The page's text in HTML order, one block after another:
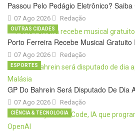
Passou Pelo Pedágio Eletrônico?
07 Ago 2026 Redação
Porto Ferreira Recebe Musical
07 Ago 2026
OUTRAS CIDADES
Redação
GP Do Bahrein Será Disputado De Dia
07 Ago 2026
ESPORTES
Redação
CIÊNCIA & TECNOLOGIA